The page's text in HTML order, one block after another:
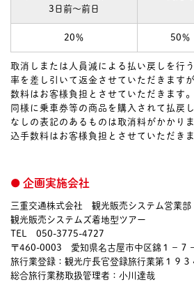
3日前～前日
20％ 50％
取消しまたは人員減による払い戻しを行
率を差し引いて返金させていただきます
数料はお客様負担とさせていただきます。
同様に乗車券等の商品を購入されて払戻
なしの表記のあるものは取消料がかかり
込手数料はお客様負担とさせていただきま
企画実施会社
三重交通株式会社 観光販売システム営業部
観光販売システムズ着地型ツアー
TEL 050-3775-4727
〒460-0003 愛知県名古屋市中区錦１－７
旅行業登録：観光庁長官登録旅行業第１９３
総合旅行業務取扱管理者：小川達哉